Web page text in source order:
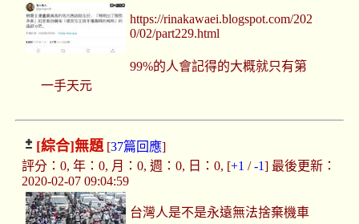
https://rinakawaei.blogspot.com/202
0/02/part229.html
99%的人會記得的大概就只有第
一手天元
[綜合]無題[37篇回應]
評分：0, 年：0, 月：0, 週：0, 日：0, [+1 /-1] 最後更新：
2020-02-07 09:04:59
台灣人是不是永遠無法捨棄機車